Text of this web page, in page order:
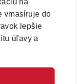
vmasíruje do
lepšie
úľavy a